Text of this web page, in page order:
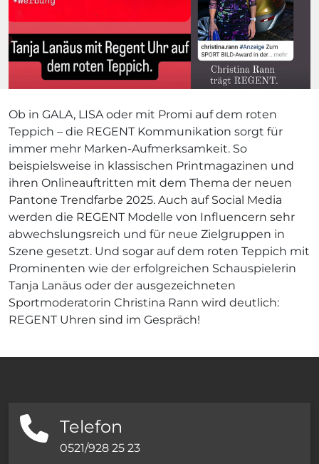
Ob in GALA, LISA oder mit Promi auf dem roten
Teppich – die REGENT Kommunikation sorgt für
immer mehr Marken-Aufmerksamkeit. So
beispielsweise in klassischen Printmagazinen und
ihren Onlineauftritten mit dem Thema der neuen
Pantone Trendfarbe 2025. Auch auf Social Media
werden die REGENT Modelle von Influencern sehr
abwechslungsreich und für neue Zielgruppen in
Szene gesetzt. Und sogar auf dem roten Teppich mit
Prominenten wie der erfolgreichen Schauspielerin
Tanja Lanäus oder der ausgezeichneten
Sportmoderatorin Christina Rann wird deutlich:
REGENT Uhren sind im Gespräch!
Telefon
0521/928 25 23